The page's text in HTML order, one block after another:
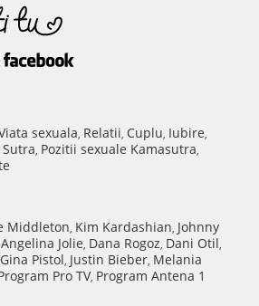
sexuala, Relatii, Cuplu, Iubire,
, Pozitii sexuale Kamasutra,
Middleton, Kim Kardashian, Johnny
Angelina Jolie, Dana Rogoz, Dani Otil,
Gina Pistol, Justin Bieber, Melania
Pro TV, Program Antena 1